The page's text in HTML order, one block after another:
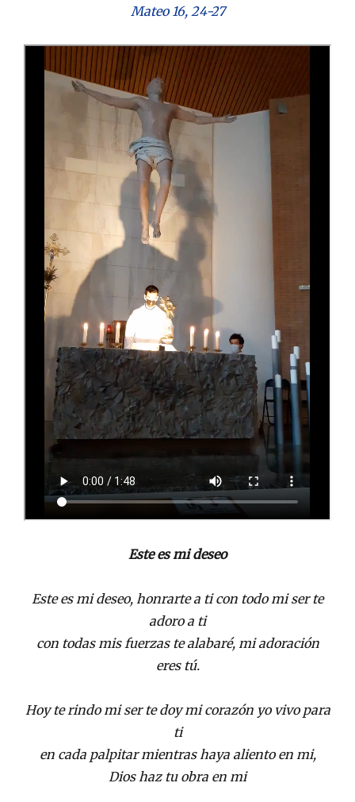
Mateo 16, 24-27
Este es mi deseo
Este es mi deseo, honrarte a ti con todo mi ser te
adoro a ti
con todas mis fuerzas te alabaré, mi adoración
eres tú.
Hoy te rindo mi ser te doy mi corazón yo vivo para
ti
en cada palpitar mientras haya aliento en mi,
Dios haz tu obra en mi